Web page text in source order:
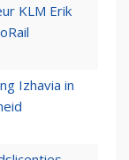
KLM Erik
Izhavia in